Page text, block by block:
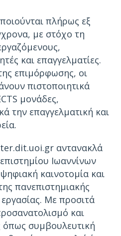
πλήρως εξ
με στόχο τη
και επαγγελματίες.
επιμόρφωσης, οι
πιστοποιητικά
μονάδες,
την επαγγελματική και
αντανακλά
Ιωαννίνων
καινοτομία και
πανεπιστημιακής
Με προσιτά
και
όπως συμβουλευτική